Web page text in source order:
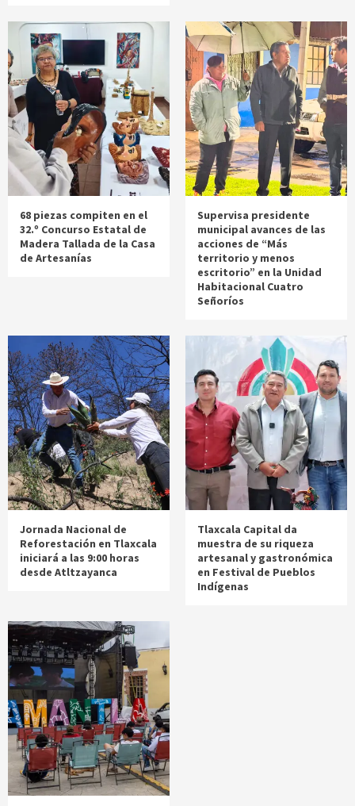
68 piezas compiten en el
32.º Concurso Estatal de
Madera Tallada de la Casa
de Artesanías
Supervisa presidente
municipal avances de las
acciones de “Más
territorio y menos
escritorio” en la Unidad
Habitacional Cuatro
Señoríos
Jornada Nacional de
Reforestación en Tlaxcala
iniciará a las 9:00 horas
desde Atltzayanca
Tlaxcala Capital da
muestra de su riqueza
artesanal y gastronómica
en Festival de Pueblos
Indígenas